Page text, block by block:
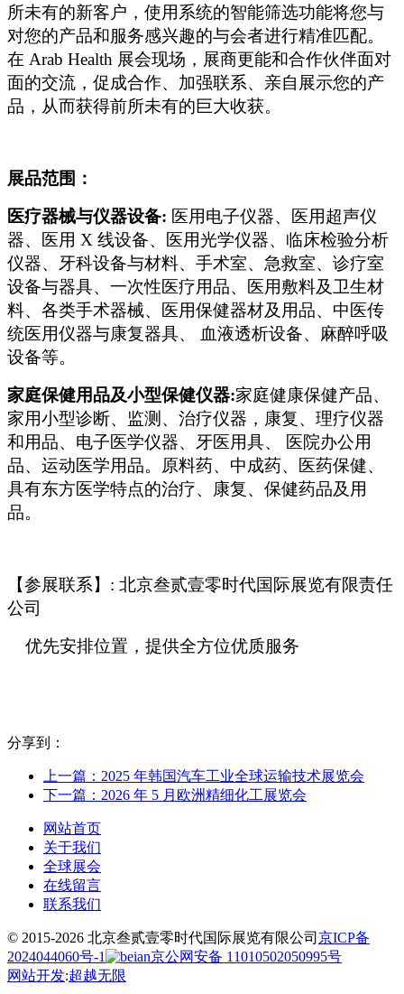
所未有的新客户，使用系统的智能筛选功能将您与
对您的产品和服务感兴趣的与会者进行精准匹配。
在 Arab Health 展会现场，展商更能和合作伙伴面对
面的交流，促成合作、加强联系、亲自展示您的产
品，从而获得前所未有的巨大收获。
展品范围：
医疗器械与仪器设备: 医用电子仪器、医用超声仪
器、医用 X 线设备、医用光学仪器、临床检验分析
仪器、牙科设备与材料、手术室、急救室、诊疗室
设备与器具、一次性医疗用品、医用敷料及卫生材
料、各类手术器械、医用保健器材及用品、中医传
统医用仪器与康复器具、 血液透析设备、麻醉呼吸
设备等。
家庭保健用品及小型保健仪器:家庭健康保健产品、
家用小型诊断、监测、治疗仪器，康复、理疗仪器
和用品、电子医学仪器、牙医用具、 医院办公用
品、运动医学用品。原料药、中成药、医药保健、
具有东方医学特点的治疗、康复、保健药品及用
品。
【参展联系】: 北京叁贰壹零时代国际展览有限责任
公司
优先安排位置，提供全方位优质服务
分享到：
上一篇：2025 年韩国汽车工业全球运输技术展览会
下一篇：2026 年 5 月欧洲精细化工展览会
网站首页
关于我们
全球展会
在线留言
联系我们
© 2015-2026 北京叁贰壹零时代国际展览有限公司 京ICP备
2024044060号-1
京公网安备 11010502050995号
网站开发:超越无限